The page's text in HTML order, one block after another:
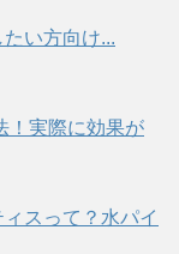
い方向け...
！実際に効果が
スって？水パイ